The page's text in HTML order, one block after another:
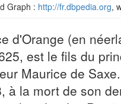
Graph : http://fr.dbpedia.org,
d'Orange (en
est le fils du
Maurice de
à la mort de son